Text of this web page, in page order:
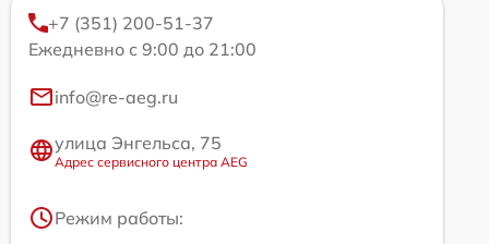
+7 (351) 200-51-37
Ежедневно с 9:00 до 21:00
info@re-aeg.ru
улица Энгельса, 75
Адрес сервисного центра AEG
Режим работы: